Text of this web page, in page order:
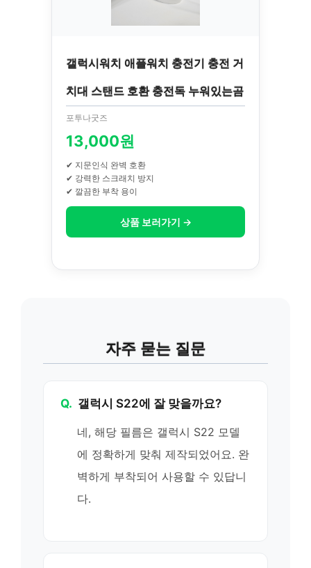
갤럭시워치 애플워치 충전기 충전 거
치대 스탠드 호환 충전독 누워있는곰
포투나굿즈
13,000원
✔ 지문인식 완벽 호환
✔ 강력한 스크래치 방지
✔ 깔끔한 부착 용이
상품 보러가기 →
자주 묻는 질문
Q. 갤럭시 S22에 잘 맞을까요?
네, 해당 필름은 갤럭시 S22 모델
에 정확하게 맞춰 제작되었어요. 완
벽하게 부착되어 사용할 수 있답니
다.